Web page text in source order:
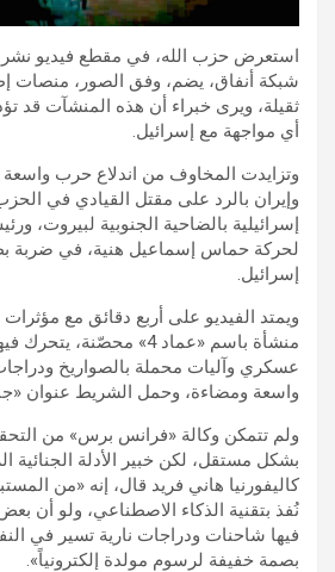
استعرض حزب الله، في مقطع فيديو
شبكة أنفاق، يضم، وفق الصور، منصات
ثقيلة، ويرى خبراء أن هذه المنشآت قد
أي مواجهة مع إسرائيل.
وتزايدت المخاوف من اندلاع حرب
وإيران بالرد على مقتل القيادي في
إسرائيلية بالضاحية الجنوبية لبيروت،
لحركة حماس إسماعيل هنية، في ضربة
إسرائيل.
ويمتد الفيديو على أربع دقائق مع
منشأة باسم «عماد 4» محصّنة،
عسكري وآليات محملة بالصواريخ
واسعة ومضاءة، وحمل الشريط عنوان
ولم تتمكن وكالة «فرانس برس» من
بشكل مستقل، لكن خبير الأدلة الجنائية
كاليفورنيا هاني فريد قال، إنه «من
نُفذ بتقنية الذكاء الاصطناعي، ولو أن
فيها شاحنات ودراجات نارية تسير في
بصمة خفيفة لرسوم مولدة إلكترونياً».